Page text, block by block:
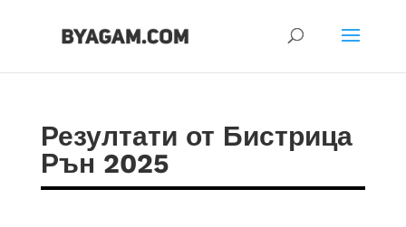
Резултати от Бистрица
Рън 2025